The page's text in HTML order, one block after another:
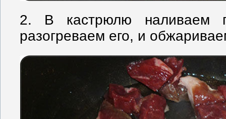
2. В кастрюлю наливаем
разогреваем его, и